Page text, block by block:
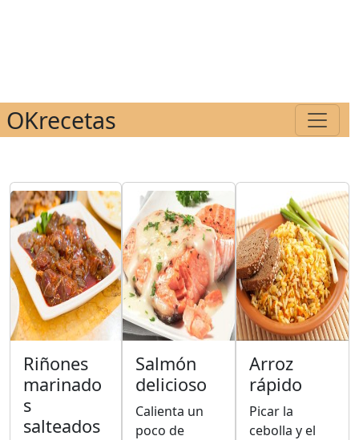
OKrecetas
Riñones
marinado
s
salteados
Salmón
delicioso
Calienta un
poco de
Arroz
rápido
Picar la
cebolla y el